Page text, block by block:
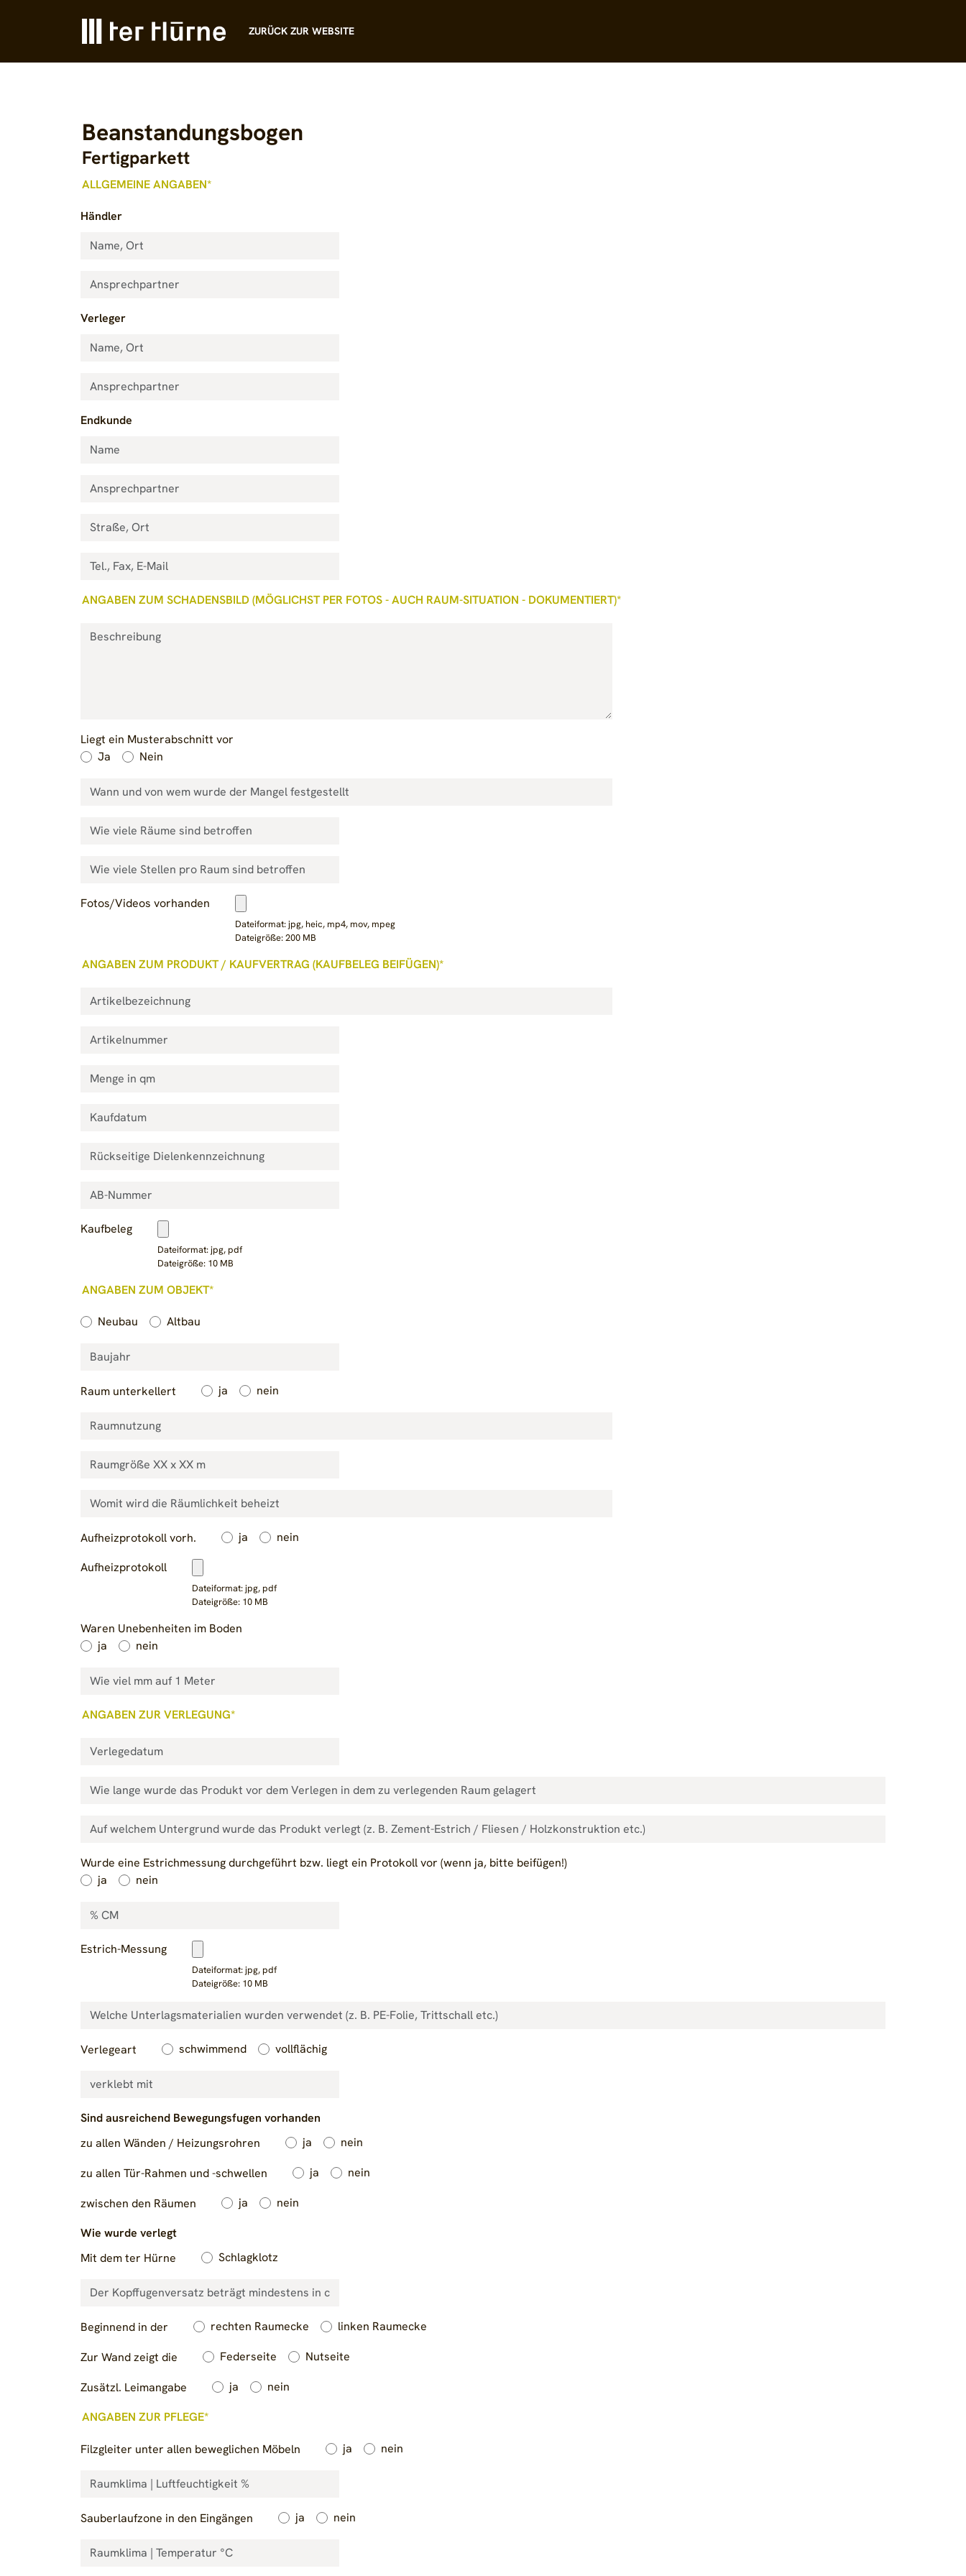
ZURÜCK ZUR WEBSITE
Beanstandungsbogen
Fertigparkett
ALLGEMEINE ANGABEN*
Händler
Verleger
Endkunde
ANGABEN ZUM SCHADENSBILD (MÖGLICHST PER FOTOS - AUCH RAUM-SITUATION - DOKUMENTIERT)*
Liegt ein Musterabschnitt vor
Ja
Nein
Fotos/Videos vorhanden
Dateiformat: jpg, heic, mp4, mov, mpeg
Dateigröße: 200 MB
ANGABEN ZUM PRODUKT / KAUFVERTRAG (KAUFBELEG BEIFÜGEN)*
Kaufbeleg
Dateiformat: jpg, pdf
Dateigröße: 10 MB
ANGABEN ZUM OBJEKT*
Neubau Altbau
Raum unterkellert ja nein
Aufheizprotokoll vorh. ja
nein
Aufheizprotokoll
Dateiformat: jpg, pdf
Dateigröße: 10 MB
Waren Unebenheiten im Boden
ja
nein
ANGABEN ZUR VERLEGUNG*
Wurde eine Estrichmessung durchgeführt bzw. liegt ein Protokoll vor (wenn ja, bitte beifügen!)
ja
nein
Estrich-Messung
Dateiformat: jpg, pdf
Dateigröße: 10 MB
Verlegeart schwimmend vollflächig
Sind ausreichend Bewegungsfugen vorhanden
zu allen Wänden / Heizungsrohren
ja nein
zu allen Tür-Rahmen und -schwellen ja nein
zwischen den Räumen ja
nein
Wie wurde verlegt
Mit dem ter Hürne
Schlagklotz
Beginnend in der rechten Raumecke linken Raumecke
Zur Wand zeigt die Federseite Nutseite
Zusätzl. Leimangabe ja
nein
ANGABEN ZUR PFLEGE*
Filzgleiter unter allen beweglichen Möbeln ja nein
Sauberlaufzone in den Eingängen ja nein